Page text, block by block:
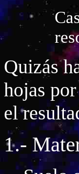
Quizás
hojas
el
1.-